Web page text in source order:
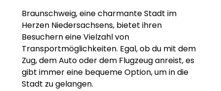
Braunschweig, eine charmante Stadt im
Herzen Niedersachsens, bietet ihren
Besuchern eine Vielzahl von
Transportmöglichkeiten. Egal, ob du mit dem
Zug, dem Auto oder dem Flugzeug anreist, es
gibt immer eine bequeme Option, um in die
Stadt zu gelangen.